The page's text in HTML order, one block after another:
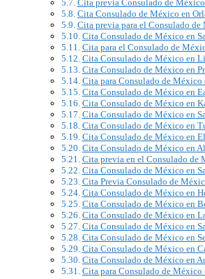
Cita previa Consulado de
Cita Consulado de México en
Cita previa para el Consulado de
Cita Consulado de México en
Cita para el Consulado de
Cita Consulado de México en
Cita Consulado de México en
Cita para Consulado de México
Cita Consulado de México en
Cita Consulado de México en
Cita Consulado de México en
Cita Consulado de México en
Cita Consulado de México en El
Cita Consulado de México en
Cita previa en el Consulado de
Cita Consulado de México en
Cita Previa Consulado de
Cita Consulado de México en
Cita Consulado de México en
Cita Consulado de México en
Cita Consulado de México en
Cita Consulado de México en
Cita Consulado de México en
Cita Consulado de México en
Cita para Consulado de México